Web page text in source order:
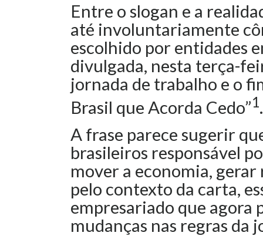
Entre o slogan e a
até involuntariamente
escolhido por entidades
divulgada, nesta terça-
jornada de trabalho e o
Brasil que Acorda Cedo”1.
A frase parece sugerir
brasileiros responsável
mover a economia, gerar
pelo contexto da carta,
empresariado que agora
mudanças nas regras da